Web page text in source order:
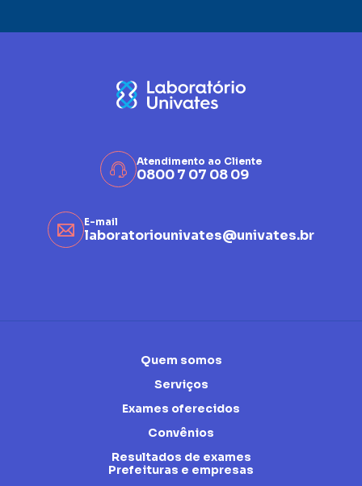
Atendimento ao Cliente
0800 7 07 08 09
E-mail
laboratoriounivates@univates.br
Quem somos
Serviços
Exames oferecidos
Convênios
Resultados de exames
Prefeituras e empresas